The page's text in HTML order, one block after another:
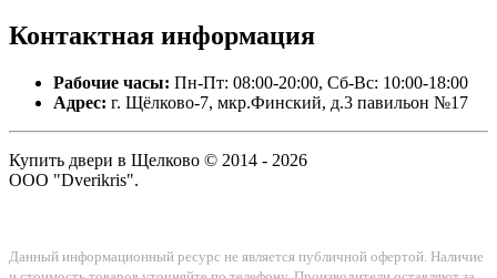
Контактная информация
Рабочие часы: Пн-Пт: 08:00-20:00, Сб-Вс: 10:00-18:00
Адрес: г. Щёлково-7, мкр.Финский, д.3 павильон №17
Купить двери в Щелково © 2014 - 2026
ООО "Dverikris".
Данный информационный ресурс не является публичной офертой. Наличие